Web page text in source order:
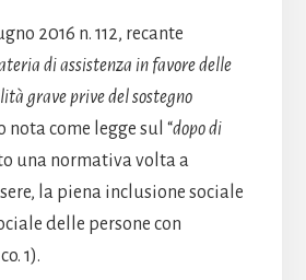
2016 n. 112, recante
di assistenza in favore delle
grave prive del sostegno
nota come legge sul “dopo di
una normativa volta a
la piena inclusione sociale
delle persone con
1).